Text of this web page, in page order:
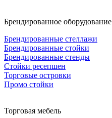
Брендированное оборудование
Брендированные стеллажи
Брендированные стойки
Брендированные стенды
Стойки ресепшен
Торговые островки
Промо стойки
Торговая мебель